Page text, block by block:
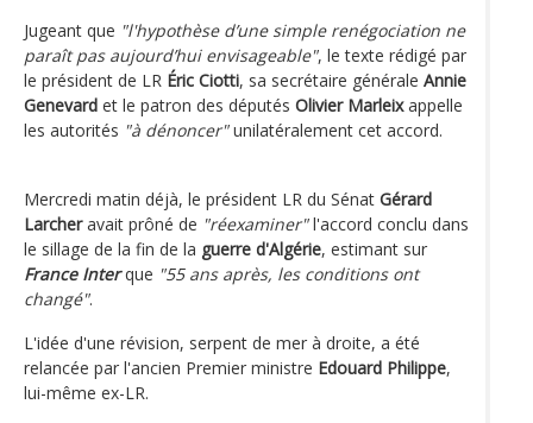
Jugeant que "l'hypothèse d’une simple renégociation ne
paraît pas aujourd’hui envisageable", le texte rédigé par
le président de LR Éric Ciotti, sa secrétaire générale Annie
Genevard et le patron des députés Olivier Marleixappelle
les autorités "à dénoncer"unilatéralement cet accord.
Mercredi matin déjà, le président LR du Sénat Gérard
Larcheravait prôné de "réexaminer"l'accord conclu dans
le sillage de la fin de la guerre d'Algérie, estimant sur
France Interque "55 ans après, les conditions ont
changé".
L'idée d'une révision, serpent de mer à droite, a été
relancée par l'ancien Premier ministre Edouard Philippe,
lui-même ex-LR.